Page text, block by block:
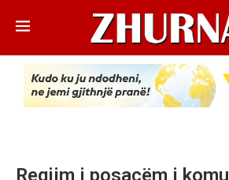
Regjim i posaçëm i